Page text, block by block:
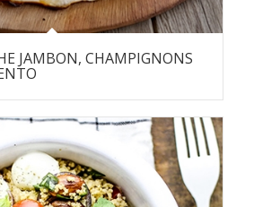
JAMBON, CHAMPIGNONS